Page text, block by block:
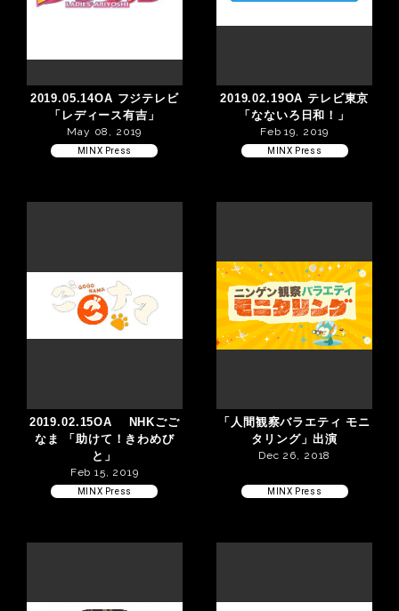
2019.05.14OA フジテレビ
「レディース有吉」
May 08, 2019
MINX Press
2019.02.19OA テレビ東京
「なないろ日和！」
Feb 19, 2019
MINX Press
2019.02.15OA NHKごご
なま 「助けて！きわめび
と」
Feb 15, 2019
MINX Press
「人間観察バラエティ モニ
タリング」出演
Dec 26, 2018
MINX Press